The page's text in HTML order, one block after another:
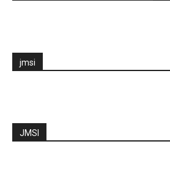
jmsi
JMSI